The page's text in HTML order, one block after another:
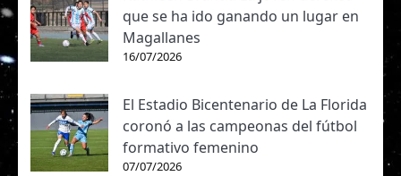
que se ha ido ganando un lugar en
Magallanes
16/07/2026
El Estadio Bicentenario de La Florida
coronó a las campeonas del fútbol
formativo femenino
07/07/2026